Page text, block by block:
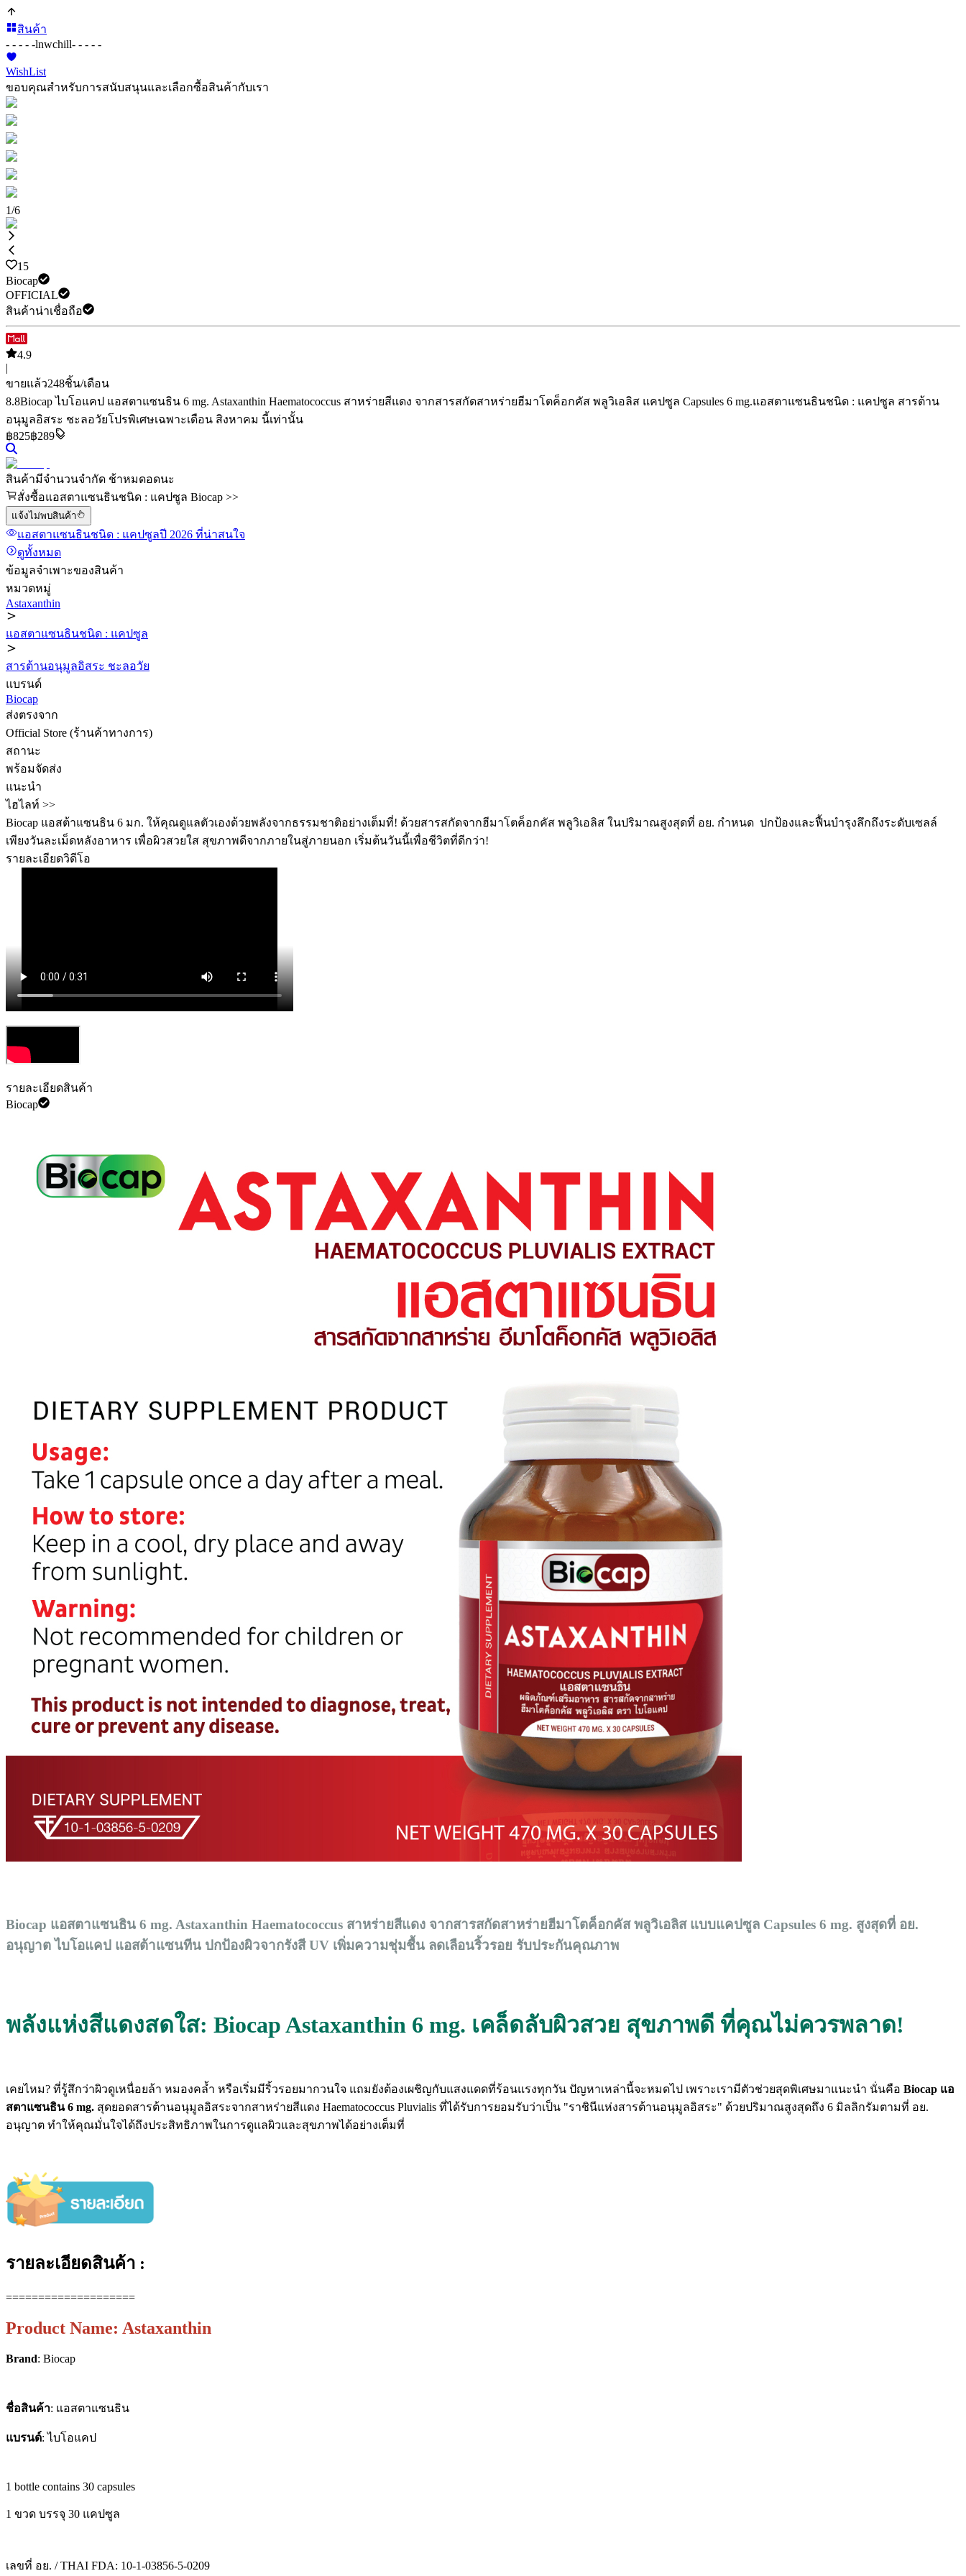
สินค้า
- - - - -lnwchill- - - - -
WishList
ขอบคุณสำหรับการสนับสนุนและเลือกซื้อสินค้ากับเรา
1/6
15
Biocap
OFFICIAL
สินค้าน่าเชื่อถือ
4.9
|
ขายแล้ว248ชิ้น/เดือน
8.8Biocap ไบโอแคป แอสตาแซนธิน 6 mg. Astaxanthin Haematococcus สาหร่ายสีแดง จากสารสกัดสาหร่ายฮีมาโตค็อกคัส พลูวิเอลิส แคปซูล Capsules 6 mg.แอสตาแซนธินชนิด : แคปซูล สารต้าน
อนุมูลอิสระ ชะลอวัยโปรพิเศษเฉพาะเดือน สิงหาคม นี้เท่านั้น
฿825฿289
สินค้ามีจำนวนจำกัด ช้าหมดอดนะ
สั่งซื้อแอสตาแซนธินชนิด : แคปซูล Biocap >>
แจ้งไม่พบสินค้า
แอสตาแซนธินชนิด : แคปซูลปี 2026 ที่น่าสนใจ
ดูทั้งหมด
ข้อมูลจำเพาะของสินค้า
หมวดหมู่
Astaxanthin
แอสตาแซนธินชนิด : แคปซูล
สารต้านอนุมูลอิสระ ชะลอวัย
แบรนด์
Biocap
ส่งตรงจาก
Official Store (ร้านค้าทางการ)
สถานะ
พร้อมจัดส่ง
แนะนำ
ไฮไลท์ >>
Biocap แอสต้าแซนธิน 6 มก. ให้คุณดูแลตัวเองด้วยพลังจากธรรมชาติอย่างเต็มที่! ด้วยสารสกัดจากฮีมาโตค็อกคัส พลูวิเอลิส ในปริมาณสูงสุดที่ อย. กำหนด ️ ปกป้องและฟื้นบำรุงลึกถึงระดับเซลล์
เพียงวันละเม็ดหลังอาหาร เพื่อผิวสวยใส สุขภาพดีจากภายในสู่ภายนอก เริ่มต้นวันนี้เพื่อชีวิตที่ดีกว่า!
รายละเอียดวิดีโอ
รายละเอียดสินค้า
Biocap
Biocap แอสตาแซนธิน 6 mg. Astaxanthin Haematococcus สาหร่ายสีแดง จากสารสกัดสาหร่ายฮีมาโตค็อกคัส พลูวิเอลิส แบบแคปซูล Capsules 6 mg. สูงสุดที่ อย.
อนุญาต ไบโอแคป แอสต้าแซนทีน ปกป้องผิวจากรังสี UV เพิ่มความชุ่มชื้น ลดเลือนริ้วรอย รับประกันคุณภาพ
พลังแห่งสีแดงสดใส: Biocap Astaxanthin 6 mg. เคล็ดลับผิวสวย สุขภาพดี ที่คุณไม่ควรพลาด!
เคยไหม? ที่รู้สึกว่าผิวดูเหนื่อยล้า หมองคล้ำ หรือเริ่มมีริ้วรอยมากวนใจ แถมยังต้องเผชิญกับแสงแดดที่ร้อนแรงทุกวัน ปัญหาเหล่านี้จะหมดไป เพราะเรามีตัวช่วยสุดพิเศษมาแนะนำ นั่นคือ Biocap แอ
สตาแซนธิน 6 mg. สุดยอดสารต้านอนุมูลอิสระจากสาหร่ายสีแดง Haematococcus Pluvialis ที่ได้รับการยอมรับว่าเป็น "ราชินีแห่งสารต้านอนุมูลอิสระ" ด้วยปริมาณสูงสุดถึง 6 มิลลิกรัมตามที่ อย.
อนุญาต ทำให้คุณมั่นใจได้ถึงประสิทธิภาพในการดูแลผิวและสุขภาพได้อย่างเต็มที่
รายละเอียดสินค้า :
====================
Product Name: Astaxanthin
Brand: Biocap
ชื่อสินค้า: แอสตาแซนธิน
แบรนด์: ไบโอแคป
1 bottle contains 30 capsules
1 ขวด บรรจุ 30 แคปซูล
เลขที่ อย. / THAI FDA: 10-1-03856-5-0209